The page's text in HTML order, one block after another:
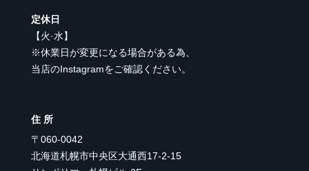
定休日
【火·水】
※休業日が変更になる場合がある為、
当店のInstagramをご確認ください。
住所
〒060-0042
北海道札幌市中央区大通西17-2-15